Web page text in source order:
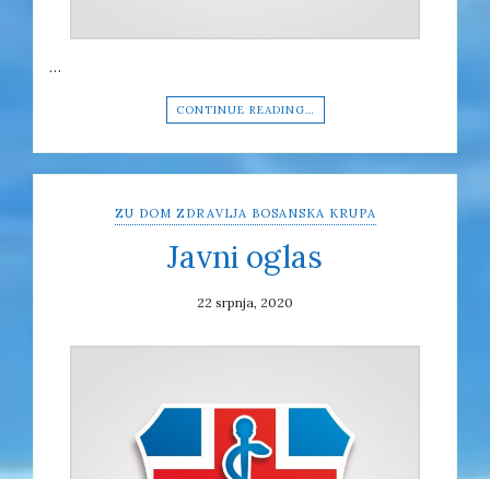
…
CONTINUE READING…
ZU DOM ZDRAVLJA BOSANSKA KRUPA
Javni oglas
22 srpnja, 2020